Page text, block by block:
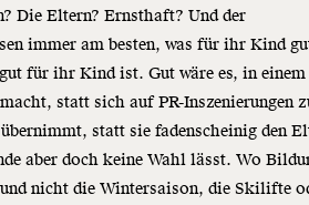
Die Eltern? Ernsthaft? Und der
immer am besten, was für ihr Kind
für ihr Kind ist. Gut wäre es, in
statt sich auf PR-Inszenierungen
statt sie fadenscheinig den
aber doch keine Wahl lässt. Wo
nicht die Wintersaison, die Skilifte